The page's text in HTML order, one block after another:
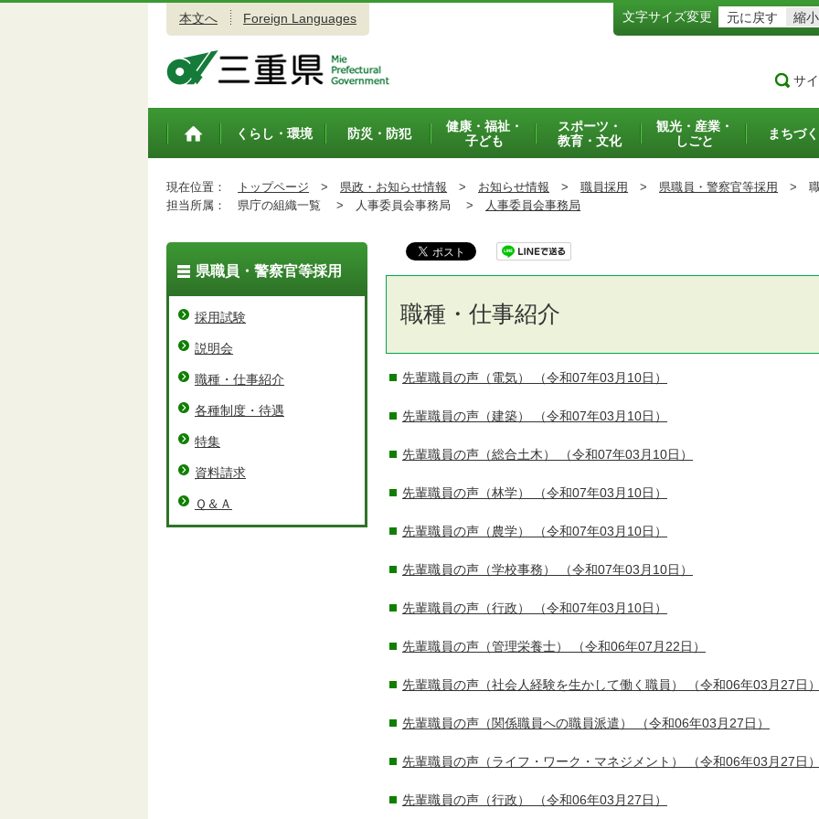
本文へ Foreign Languages 文字サイズ変更 元に戻す 縮小
サ
トップペ
くらし・環境 防災・防犯
健康・福祉・
子ども
スポーツ・
教育・文化
観光・産業・
しごと
まちづ
現在位置： トップページ > 県政・お知らせ情報 > お知らせ情報 > 職員採用 > 県職員・警察官等採用 > 職
担当所属：
県庁の組織一覧 > 人事委員会事務局 > 人事委員会事務局
職種・仕事紹介
先輩職員の声（電気） （令和07年03月10日）
先輩職員の声（建築） （令和07年03月10日）
先輩職員の声（総合土木） （令和07年03月10日）
先輩職員の声（林学） （令和07年03月10日）
先輩職員の声（農学） （令和07年03月10日）
先輩職員の声（学校事務） （令和07年03月10日）
先輩職員の声（行政） （令和07年03月10日）
先輩職員の声（管理栄養士） （令和06年07月22日）
先輩職員の声（社会人経験を生かして働く職員） （令和06年03月27日
先輩職員の声（関係職員への職員派遣） （令和06年03月27日）
先輩職員の声（ライフ・ワーク・マネジメント） （令和06年03月27日
先輩職員の声（行政） （令和06年03月27日）
県職員・警察官等採用
採用試験
説明会
職種・仕事紹介
各種制度・待遇
特集
資料請求
Ｑ＆Ａ